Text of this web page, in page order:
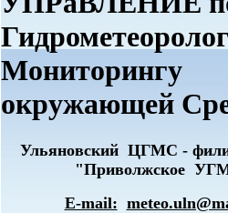
Мониторингу
окружающей
Ульяновский ЦГМС -
"Приволжское
E-mail: